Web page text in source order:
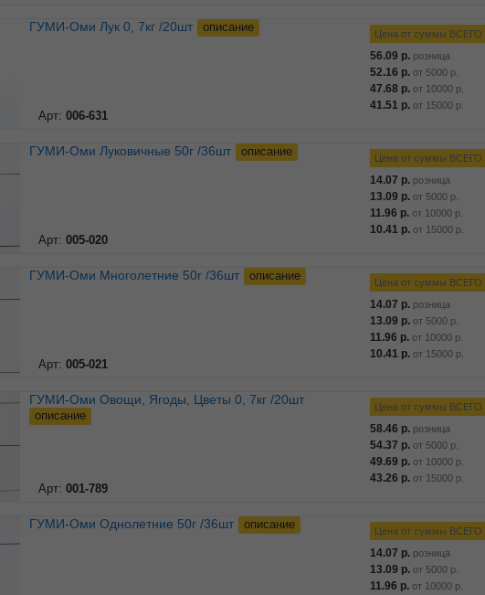
ГУМИ-Оми Лук 0, 7кг /20шт описание
Арт: 006-631
Цена от суммы ВСЕГО
56.09 р. розница
52.16 р. от 5000 р.
47.68 р. от 10000 р.
41.51 р. от 15000 р.
ГУМИ-Оми Луковичные 50г /36шт описание
Арт: 005-020
Цена от суммы ВСЕГО
14.07 р. розница
13.09 р. от 5000 р.
11.96 р. от 10000 р.
10.41 р. от 15000 р.
ГУМИ-Оми Многолетние 50г /36шт описание
Арт: 005-021
Цена от суммы ВСЕГО
14.07 р. розница
13.09 р. от 5000 р.
11.96 р. от 10000 р.
10.41 р. от 15000 р.
ГУМИ-Оми Овощи, Ягоды, Цветы 0, 7кг /20шт
описание
Арт: 001-789
Цена от суммы ВСЕГО
58.46 р. розница
54.37 р. от 5000 р.
49.69 р. от 10000 р.
43.26 р. от 15000 р.
ГУМИ-Оми Однолетние 50г /36шт описание Цена от суммы ВСЕГО
14.07 р. розница
13.09 р. от 5000 р.
11.96 р. от 10000 р.